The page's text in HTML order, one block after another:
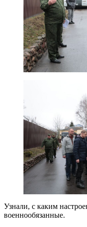
Узнали, с каким
военнообязанные.